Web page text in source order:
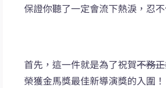
保證你聽了一定會流下熱淚，忍不
首先，這一件就是為了祝賀不務
榮獲金馬獎最佳新導演獎的入圍！